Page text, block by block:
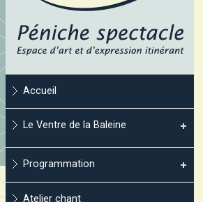
Accueil
Le Ventre de la Baleine
Programmation
Atelier chant